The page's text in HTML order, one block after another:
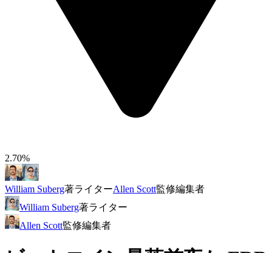
2.70%
William Suberg著ライターAllen Scott監修編集者
William Suberg著ライター
Allen Scott監修編集者